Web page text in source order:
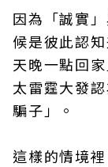
因為「誠實
候是彼此認
天晚一點回
太雷霆大發
騙子」。
這樣的情境